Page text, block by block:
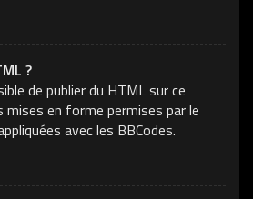
?
de publier du HTML sur ce
mises en forme permises par le
avec les BBCodes.